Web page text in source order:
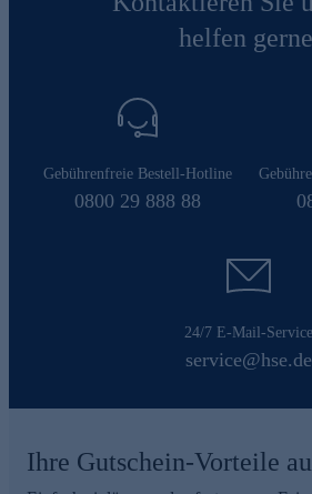
helfen
Gebührenfreie Bestell-Hotline
0800 29 888 88
24/7 E-Mail-Service
service@hse.de
Ihre Gutschein-Vorteile